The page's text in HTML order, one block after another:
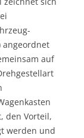
angeordnet
auf
den Vorteil,
werden und